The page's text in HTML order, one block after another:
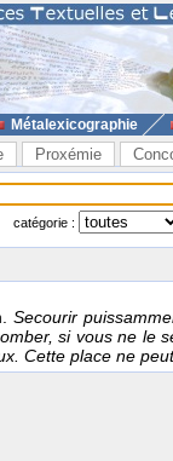
Métalexicographie
Proxémie
catégorie :
Secourir
si vous ne le
Cette place ne